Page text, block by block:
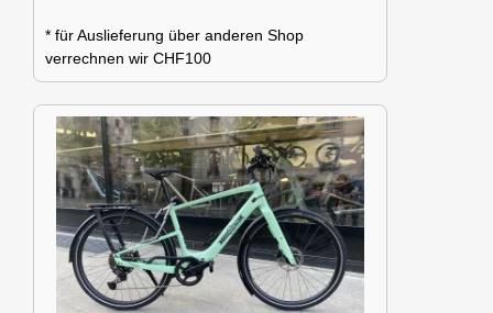
* für Auslieferung über anderen Shop
verrechnen wir CHF100